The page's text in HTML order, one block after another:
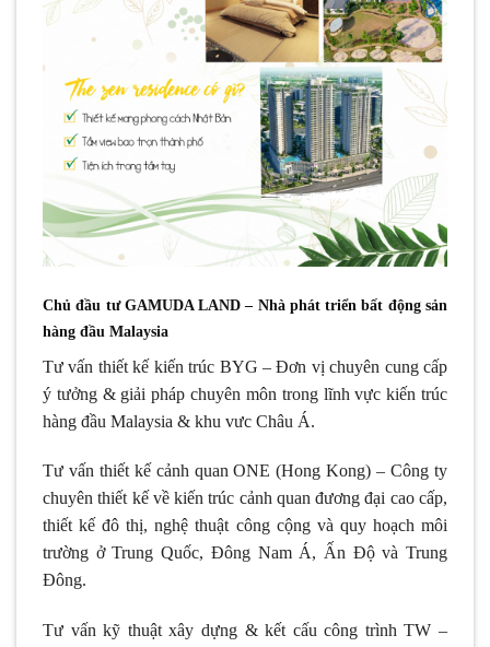
Chủ đầu tư GAMUDA LAND – Nhà phát triển bất động sản
hàng đầu Malaysia
Tư vấn thiết kế kiến trúc BYG – Đơn vị chuyên cung cấp
ý tưởng & giải pháp chuyên môn trong lĩnh vực kiến trúc
hàng đầu Malaysia & khu vưc Châu Á.
Tư vấn thiết kế cảnh quan ONE (Hong Kong) – Công ty
chuyên thiết kế về kiến trúc cảnh quan đương đại cao cấp,
thiết kế đô thị, nghệ thuật công cộng và quy hoạch môi
trường ở Trung Quốc, Đông Nam Á, Ấn Độ và Trung
Đông.
Tư vấn kỹ thuật xây dựng & kết cấu công trình TW –